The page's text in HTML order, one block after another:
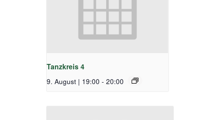
Tanzkreis 4
9. August | 19:00 - 20:00